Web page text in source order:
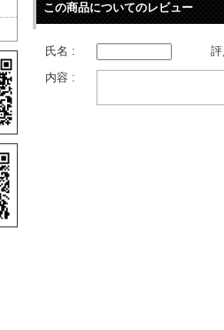
この商品についてのレビュー
氏名 :
内容 :